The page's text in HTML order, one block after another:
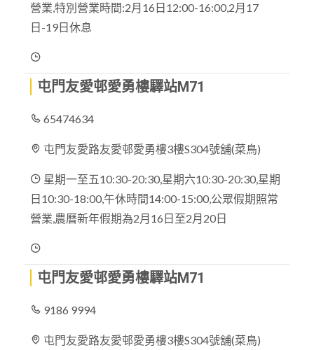
營業,特別營業時間:2月16日12:00-16:00,2月17
日-19日休息
屯門友愛邨愛勇樓驛站M71
65474634
屯門友愛路友愛邨愛勇樓3樓S304號舖(菜鳥)
星期一至五10:30-20:30,星期六10:30-20:30,星期
日10:30-18:00,午休時間14:00-15:00,公眾假期照常
營業,農曆新年假期為2月16日至2月20日
屯門友愛邨愛勇樓驛站M71
9186 9994
屯門友愛路友愛邨愛勇樓3樓S304號舖(菜鳥)